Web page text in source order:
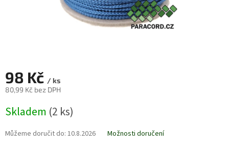
98 Kč / ks
80,99 Kč bez DPH
cena:
Skladem (2 ks)
Můžeme doručit do: 10.8.2026 Možnosti doručení